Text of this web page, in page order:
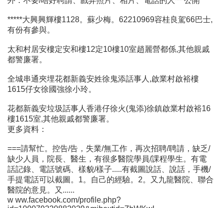
*****大興興輝樓1128。蘇少梅。62210969容桂良駕66巴士,
有份有參與。
太和村居安樓定安和樓12定10樓10室趙麗營都係,其他親戚
都警廉署。
全城串通夾埋花都新義安姓徐鬼添話事人,啟業村啟裕樓
1615仔女徐國強徐小玲。
花都新義安垃圾話事人香港仔徐火(鬼添)徐鎮啟業村啟裕16
樓1615室,其他親戚都警廉署。
更多資料：
===請幫忙。控告/告，失業/無工作，再次招聘/聘請，缺乏/
缺少人員，院長、醫生，有很多醫院學員/課程學生。有電
話記錄、電話號碼、樣貌/樣子.....有截圖說話、說話，手機/
手提電話可以截圖。1。自己的經驗。2。又九龍醫院、聯合
醫院的意見。又......
w ww.facebook.com/profile.php?